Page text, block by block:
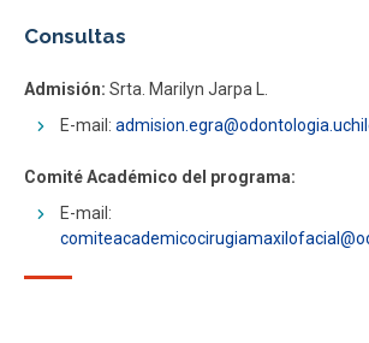
Consultas
Admisión: Srta. Marilyn Jarpa L.
E-mail:
Comité Académico del programa:
E-mail: